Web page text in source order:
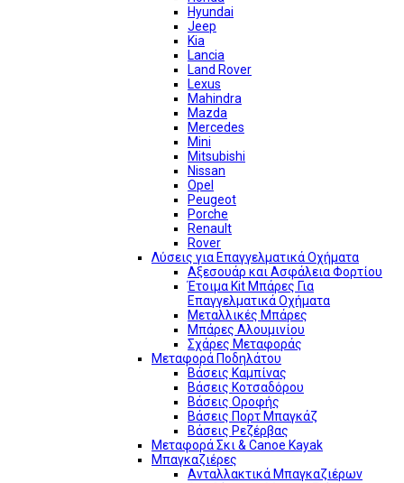
Hyundai
Jeep
Kia
Lancia
Land Rover
Lexus
Mahindra
Mazda
Mercedes
Mini
Mitsubishi
Nissan
Opel
Peugeot
Porche
Renault
Rover
Λύσεις για Επαγγελματικά Οχήματα
Αξεσουάρ και Ασφάλεια Φορτίου
Έτοιμα Kit Μπάρες Για
Επαγγελματικά Οχήματα
Μεταλλικές Μπάρες
Μπάρες Αλουμινίου
Σχάρες Μεταφοράς
Μεταφορά Ποδηλάτου
Βάσεις Καμπίνας
Βάσεις Κοτσαδόρου
Βάσεις Οροφής
Βάσεις Πορτ Μπαγκάζ
Βάσεις Ρεζέρβας
Μεταφορά Σκι & Canoe Kayak
Μπαγκαζιέρες
Ανταλλακτικά Μπαγκαζιέρων